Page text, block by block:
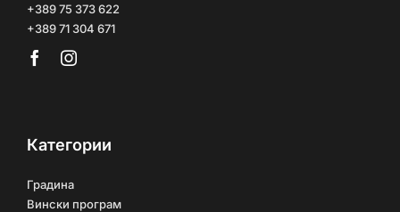
+389 75 373 622
+389 71 304 671
Категории
Градина
Вински програм